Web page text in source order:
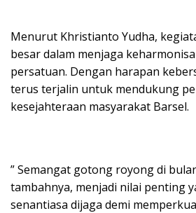
Menurut Khristianto Yudha,
besar dalam menjaga
persatuan. Dengan harapan
terus terjalin untuk mendukung
kesejahteraan masyarakat Barsel.
” Semangat gotong royong di
tambahnya, menjadi nilai penting
senantiasa dijaga demi